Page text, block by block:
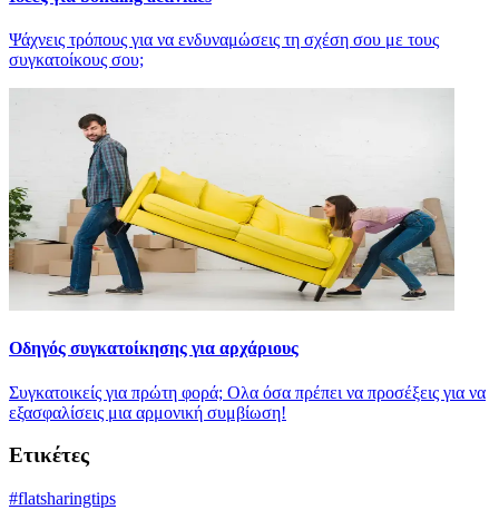
Ψάχνεις τρόπους για να ενδυναμώσεις τη σχέση σου με τους
συγκατοίκους σου;
Οδηγός συγκατοίκησης για αρχάριους
Συγκατοικείς για πρώτη φορά; Oλα όσα πρέπει να προσέξεις για να
εξασφαλίσεις μια αρμονική συμβίωση!
Ετικέτες
#flatsharingtips